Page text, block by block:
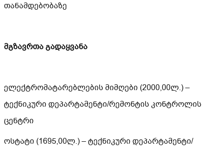
თანამდებობაზე
მგზავრთა გადაყვანა
ელექტრომატარებლების მიმღები (2000,00ლ.) –
ტექნიკური დეპარტამენტი/რემონტის კონტროლის
ცენტრი
ოსტატი (1695,00ლ.) – ტექნიკური დეპარტამენტი/